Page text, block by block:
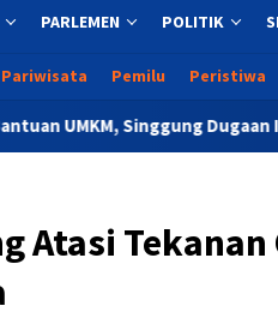
PARLEMEN POLITIK
Pariwisata Pemilu Peristiwa
Dugaan Intervensi Aleg
Atasi Tekanan